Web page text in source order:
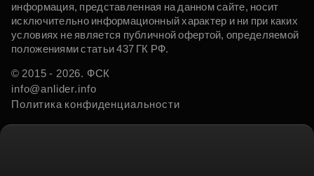
информация, представленная на данном сайте, носит
исключительно информационный характер и ни при каких
условиях не является публичной офертой, определяемой
положениями статьи 437 ГК РФ.
© 2015 - 2026. ФСК
info@anlider.info
Политика конфиденциальности